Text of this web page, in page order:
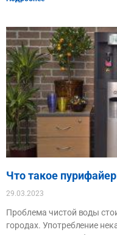
Что такое
29.03.2023
Проблема чистой воды
городах. Употребление